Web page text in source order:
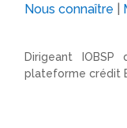
Nous connaître
Dirigeant IOBSP
plateforme crédit